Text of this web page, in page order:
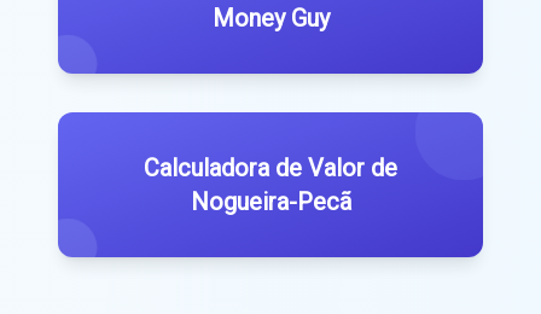
Money Guy
Calculadora de Valor de
Nogueira-Pecã